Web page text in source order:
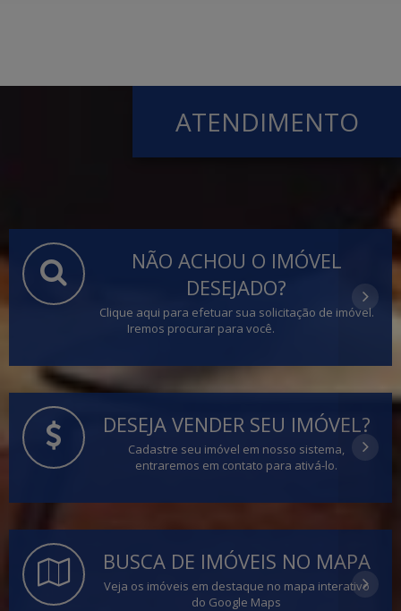
ATENDIMENTO
NÃO ACHOU O IMÓVEL
DESEJADO?
Clique aqui para efetuar sua solicitação de imóvel.
Iremos procurar para você.
DESEJA VENDER SEU IMÓVEL?
Cadastre seu imóvel em nosso sistema,
entraremos em contato para ativá-lo.
BUSCA DE IMÓVEIS NO MAPA
Veja os imóveis em destaque no mapa interativo
do Google Maps